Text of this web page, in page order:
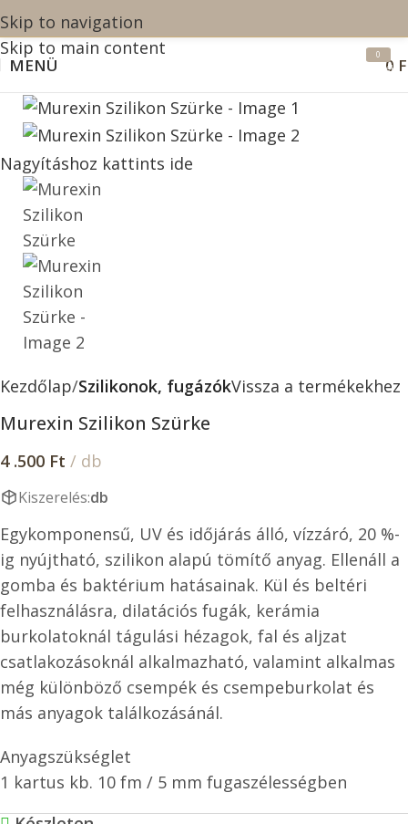
Skip to navigation
Skip to main content
MENÜ
0
termék
0
Nagyításhoz kattints ide
Kezdőlap Szilikonok, fugázókVissza a termékekhez
Murexin Szilikon Szürke
4 .500 Ft / db
Kiszerelés:db
Egykomponensű, UV és időjárás álló, vízzáró, 20 %-
ig nyújtható, szilikon alapú tömítő anyag. Ellenáll a
gomba és baktérium hatásainak. Kül és beltéri
felhasználásra, dilatációs fugák, kerámia
burkolatoknál tágulási hézagok, fal és aljzat
csatlakozásoknál alkalmazható, valamint alkalmas
még különböző csempék és csempeburkolat és
más anyagok találkozásánál.
Anyagszükséglet
1 kartus kb. 10 fm / 5 mm fugaszélességben